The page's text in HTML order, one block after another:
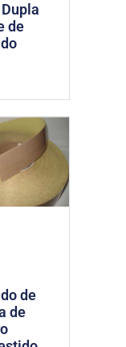
de
de
de